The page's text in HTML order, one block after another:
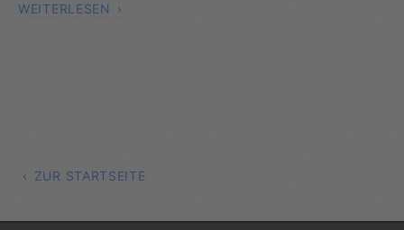
WEITERLESEN
ZUR STARTSEITE